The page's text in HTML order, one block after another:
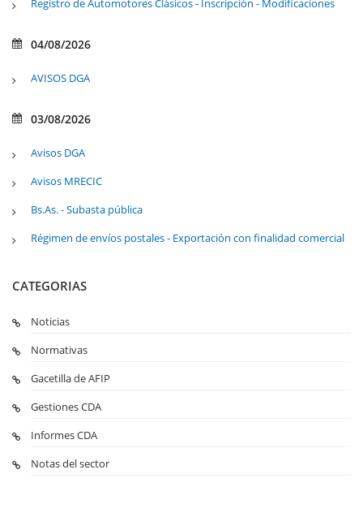
Registro de Automotores Clásicos - Inscripción - Modificaciones
04/08/2026
AVISOS DGA
03/08/2026
Avisos DGA
Avisos MRECIC
Bs.As. - Subasta pública
Régimen de envíos postales - Exportación con finalidad comercial
CATEGORIAS
Noticias
Normativas
Gacetilla de AFIP
Gestiones CDA
Informes CDA
Notas del sector